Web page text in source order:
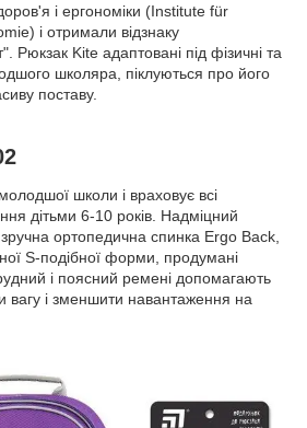
і ергономіки (Institute für
і отримали відзнаку
Рюкзак Kite адаптовані під фізичні та
школяра, піклуються про його
поставу.
школи і враховує всі
дітьми 6-10 років. Надміцний
зручна ортопедична спинка Ergo Back,
S-подібної форми, продумані
і поясний ремені допомагають
вагу і зменшити навантаження на